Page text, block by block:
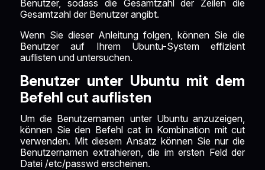
Benutzer, sodass die Gesamtzahl der Zeilen die
Gesamtzahl der Benutzer angibt.
Wenn Sie dieser Anleitung folgen, können Sie die
Benutzer auf Ihrem Ubuntu-System effizient
auflisten und untersuchen.
Benutzer unter Ubuntu mit dem
Befehl cut auflisten
Um die Benutzernamen unter Ubuntu anzuzeigen,
können Sie den Befehl cat in Kombination mit cut
verwenden. Mit diesem Ansatz können Sie nur die
Benutzernamen extrahieren, die im ersten Feld der
Datei /etc/passwd erscheinen.